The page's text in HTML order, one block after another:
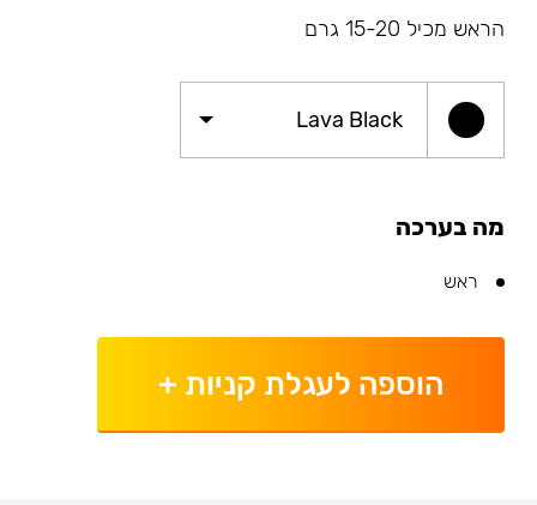
הראש מכיל 15-20 גרם
Lava Black
מה בערכה
ראש
הוספה לעגלת קניות +